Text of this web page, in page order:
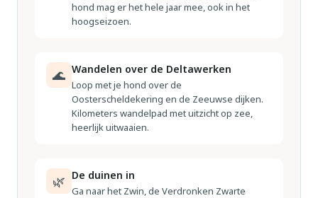
hond mag er het hele jaar mee, ook in het
hoogseizoen.
🌊 Wandelen over de Deltawerken
Loop met je hond over de
Oosterscheldekering en de Zeeuwse dijken.
Kilometers wandelpad met uitzicht op zee,
heerlijk uitwaaien.
🌿 De duinen in
Ga naar het Zwin, de Verdronken Zwarte